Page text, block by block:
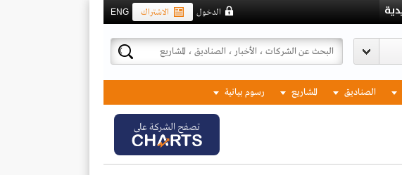
ENG الاشتراك الدخول
الصناديق المشاريع رسوم بيانية
تصفح الشركة على